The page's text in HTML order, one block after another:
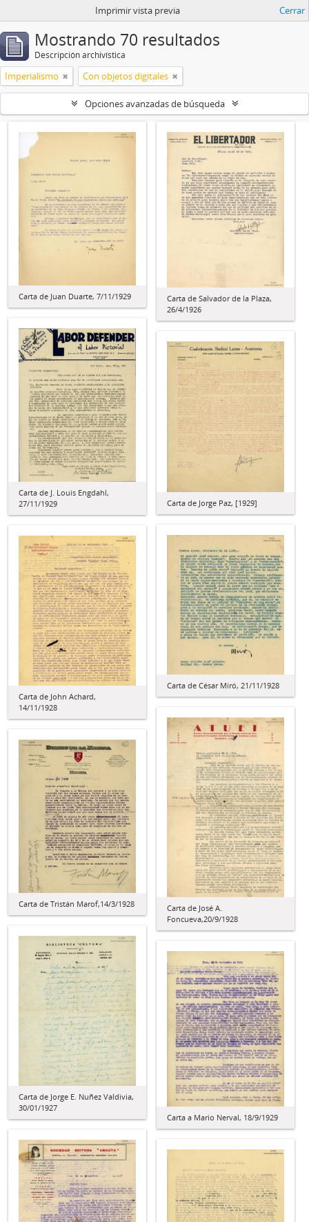
Imprimir vista previa Cerrar
Mostrando 70 resultados
Descripción archivística
Imperialismo Con objetos digitales
Opciones avanzadas de búsqueda
Carta de Juan Duarte, 7/11/1929
Carta de Salvador de la Plaza,
26/4/1926
Carta de J. Louis Engdahl,
27/11/1929
Carta de Jorge Paz, [1929]
Carta de César Miró, 21/11/1928
Carta de John Achard,
14/11/1928
Carta de José A.
Foncueva,20/9/1928
Carta de Tristán Marof,14/3/1928
Carta de Jorge E. Nuñez Valdivia,
30/01/1927
Carta a Mario Nerval, 18/9/1929